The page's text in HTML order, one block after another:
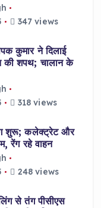
347 views
कुमार ने दिलाई
की शपथ; चालान के
318 views
शुरू; कलेक्ट्रेट और
रेंग रहे वाहन
248 views
से तंग पीसीएस